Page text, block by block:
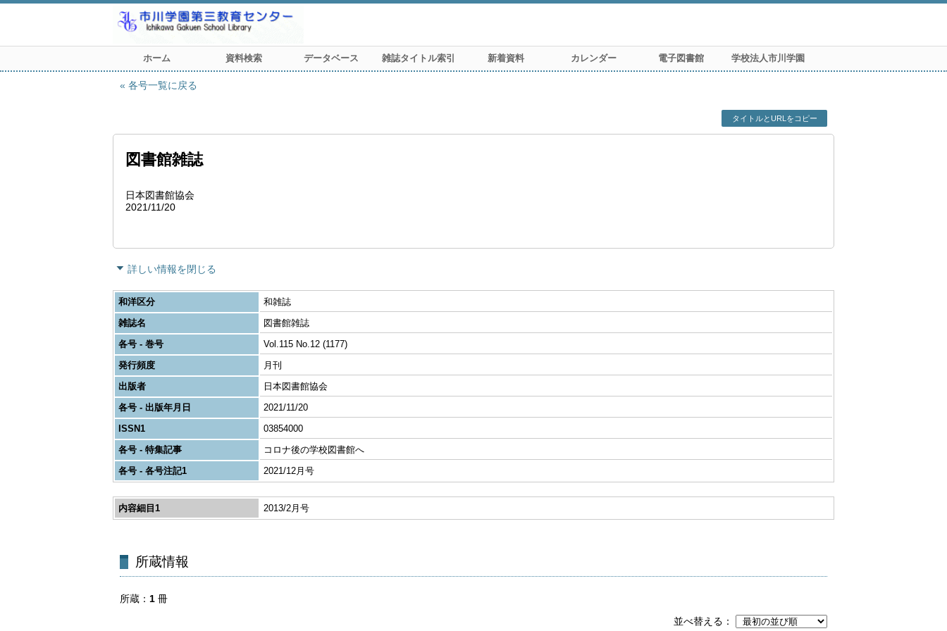
ホーム 資料検索 データベース 雑誌タイトル索引 新着資料 カレンダー 電子図書館 学校法人市川学園
各号一覧に戻る
タイトルとURLをコピー
図書館雑誌
日本図書館協会
2021/11/20
詳しい情報を閉じる
和洋区分
和雑誌
雑誌名
図書館雑誌
各号 - 巻号
Vol.115 No.12 (1177)
発行頻度
月刊
出版者
日本図書館協会
各号 - 出版年月日
2021/11/20
ISSN1
03854000
各号 - 特集記事
コロナ後の学校図書館へ
各号 - 各号注記1
2021/12月号
内容細目1 2013/2月号
所蔵 1 冊
並べ替える